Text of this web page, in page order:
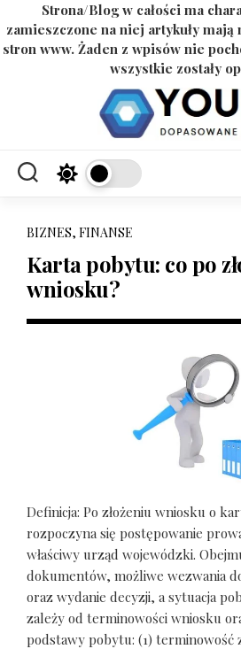
Strona/Blog w całości ma
zamieszczone na niej artykuły
stron www. Żaden z wpisów nie
wszystkie zostały
BIZNES, FINANSE
Karta pobytu: co po
wniosku?
Definicja: Po złożeniu wniosku o
rozpoczyna się postępowanie
właściwy urząd wojewódzki.
dokumentów, możliwe wezwania
oraz wydanie decyzji, a sytuacja
zależy od terminowości wniosku
podstawy pobytu: (1) terminowość